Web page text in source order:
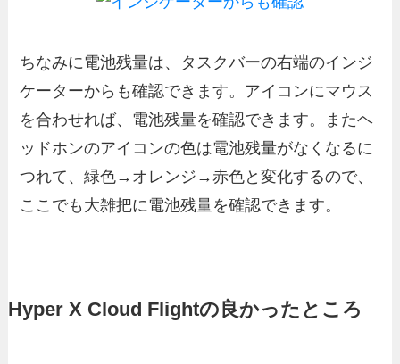
ちなみに電池残量は、タスクバーの右端のインジ
ケーターからも確認できます。アイコンにマウス
を合わせれば、電池残量を確認できます。またヘ
ッドホンのアイコンの色は電池残量がなくなるに
つれて、緑色→オレンジ→赤色と変化するので、
ここでも大雑把に電池残量を確認できます。
Hyper X Cloud Flightの良かったところ